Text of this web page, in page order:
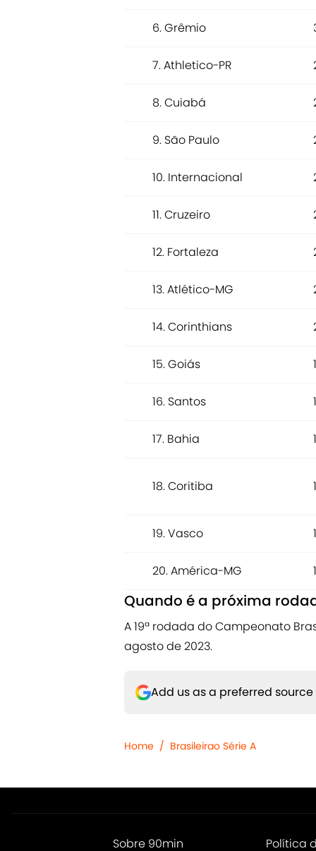
6. Grêmio
7. Athletico-PR
8. Cuiabá
9. São Paulo
10. Internacional
11. Cruzeiro
12. Fortaleza
13. Atlético-MG
14. Corinthians
15. Goiás
16. Santos
17. Bahia
18. Coritiba
19. Vasco
20. América-MG
Quando é a próxima
A 19ª rodada do Campeonato
agosto de 2023.
Add us as a preferred
Home / Brasileirao Série A
Sobre 90min Política